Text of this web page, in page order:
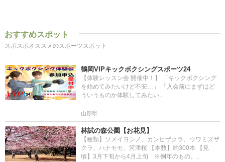
おすすめスポット
スポスポオススメのスポーツスポット
鶴岡VIPキックボクシングスポーツ24
【体験レッスン会 開催中！】 「キックボクシング
を始めてみたいけど不安…」 「入会前にまずはど
ういうものか体験してみたい..
山形県
林試の森公園【お花見】
【種類】ソメイヨシノ、カンヒザクラ、ウワミズザ
クラ、ハナモモ、河津桜 【本数】約300本 【見
頃】3月下旬から4月上旬 ※例年のもの。..